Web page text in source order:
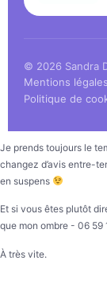
© 2026 Sandra
Mentions légales
Politique de
Je prends toujours le
changez d’avis entre-
en suspens
Et si vous êtes plutôt
que mon ombre - 06 59
À très vite.